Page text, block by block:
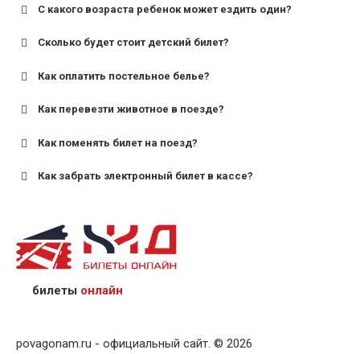
С какого возраста ребенок может ездить один?
для поездов дальнего следования — от 10 лет и
для пригородных поездов — от 7 лет.
Сколько будет стоит детский билет?
Как оплатить постельное белье?
Как перевезти животное в поезде?
Как поменять билет на поезд?
Как забрать электронный билет в кассе?
назвав кассиру 14-значный номер заказа;
предъявив удостоверение личности пассажира, на
кого оформлен билет.
билеты онлайн
povagonam.ru - официальный сайт. © 2026